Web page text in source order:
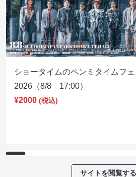
ショータイムのペンミタイムフェ
2026（8/8 17:00）
¥2000 (税込)
サイトを閲覧する